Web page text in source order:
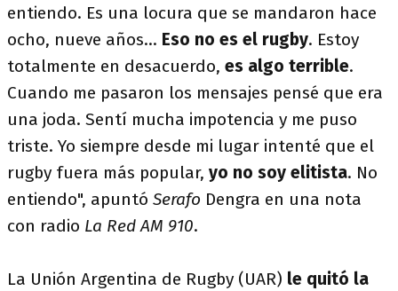
entiendo. Es una locura que se mandaron hace
ocho, nueve años... Eso no es el rugby. Estoy
totalmente en desacuerdo, es algo terrible.
Cuando me pasaron los mensajes pensé que era
una joda. Sentí mucha impotencia y me puso
triste. Yo siempre desde mi lugar intenté que el
rugby fuera más popular, yo no soy elitista. No
entiendo", apuntó Serafo Dengra en una nota
con radio La Red AM 910.
La Unión Argentina de Rugby (UAR) le quitó la